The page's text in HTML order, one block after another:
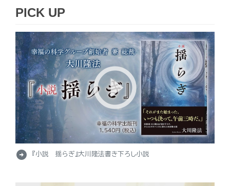
PICK UP
arrow_circle_right 『小説 揺らぎ』大川隆法書き下ろし小説